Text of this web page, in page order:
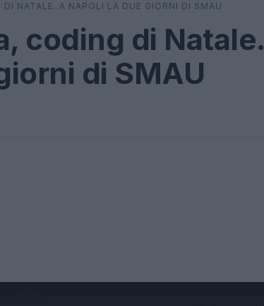
NATALE. A NAPOLI LA DUE GIORNI DI SMAU
coding di Natale.
di SMAU